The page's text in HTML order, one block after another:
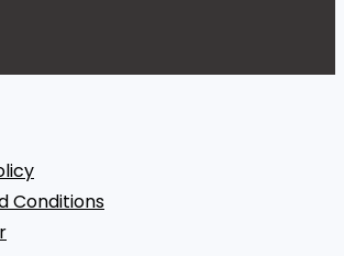
Conditions